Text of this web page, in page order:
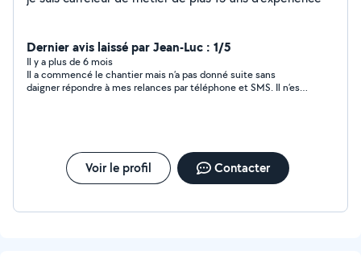
Dernier avis laissé par Jean-Luc : 1/5
Il y a plus de 6 mois
Il a commencé le chantier mais n’a pas donné suite sans
daigner répondre à mes relances par téléphone et SMS. Il n’est
Voir le profil Contacter